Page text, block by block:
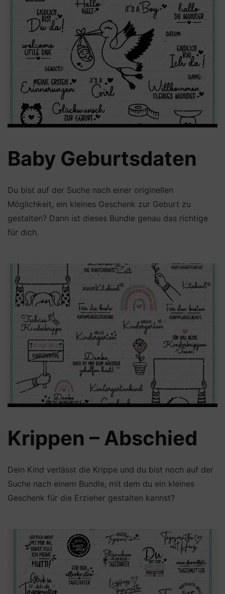
Baby Geburtsdaten
Du bist auf der Suche nach einer originellen
Möglichkeit, ein kleines Geschenk zur Geburt zu
gestalten? Dann ist dieses Bundle genau das richtige
für dich.
Krippen – Abschied
Dein Kind verlässt die Krippe und du bist noch auf der
Suche nach einem Bundle, mit dem du ein kleines
Geschenk für die Erzieher gestalten kannst?